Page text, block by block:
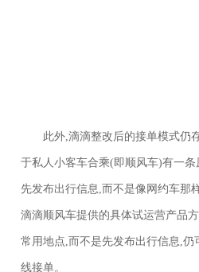
此外,滴滴整改后的接单模式仍
于私人小客车合乘(即顺风车)有一
先发布出行信息,而不是像网约车那
滴滴顺风车提供的具体试运营产品
常用地点,而不是先发布出行信息,仍
线接单。